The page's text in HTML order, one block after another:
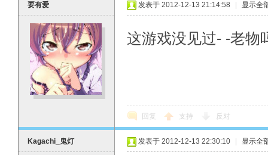
要有爱 发表于 2012-12-13 21:14:58 显示全
这游戏没见过- -老物
回复 支持 反对
Kagachi_鬼灯 发表于 2012-12-13 22:30:10 显示全